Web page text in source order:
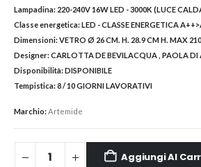
Lampadina: 220-240V 16W LED - 3000K (LUCE
Classe energetica:LED - CLASSE ENERGETICA
Dimensioni:VETRO Ø 26 CM. H. 28.9 CM H. MAX
Designer:CARLOTTA DE BEVILACQUA , PAOLA DI
Disponibilità:DISPONIBILE
Tempistica:8 / 10 GIORNI LAVORATIVI
Marchio:Artemide
Aggiungi Al